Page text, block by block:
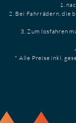
1.
2. Bei Fahrrädern, die
3. Zum losfahren
* Alle Preise inkl.